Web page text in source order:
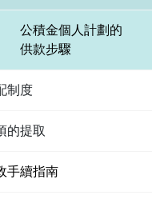
公積金個人計劃的
供款步驟
制度
的提取
手續指南